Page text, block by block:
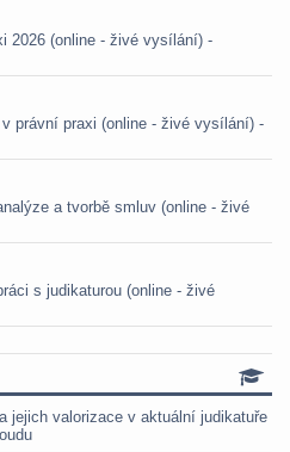
2026 (online - živé vysílání) -
právní praxi (online - živé vysílání) -
a tvorbě smluv (online - živé
s judikaturou (online - živé
jejich valorizace v aktuální judikatuře